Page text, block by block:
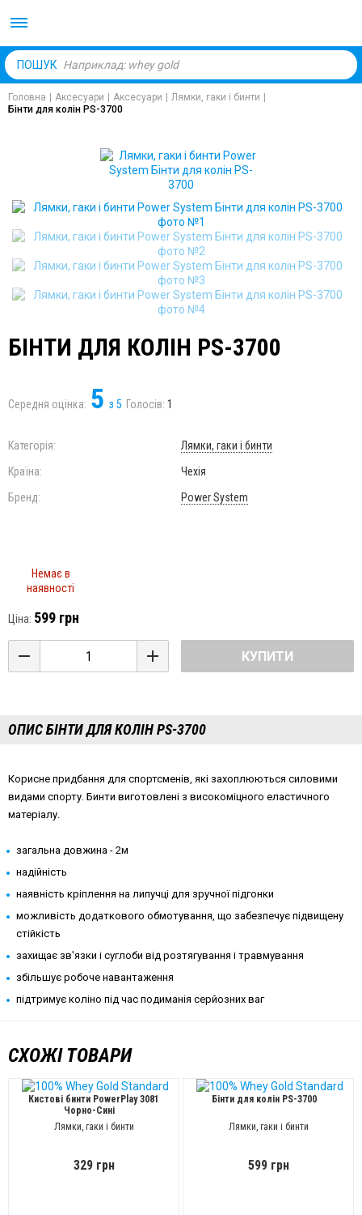
ПОШУК
Головна Аксесуари Аксесуари Лямки, гаки і бинти
Бінти для колін PS-3700
БІНТИ ДЛЯ КОЛІН PS-3700
Середня оцінка: 5 з 5 Голосів: 1
Категорія:
Лямки, гаки і бинти
Країна:
Чехія
Бренд:
Power System
Немає в
наявності
Ціна: 599 грн
КУПИТИ
ОПИС БІНТИ ДЛЯ КОЛІН PS-3700
Корисне придбання для спортсменів, які захоплюються силовими
видами спорту. Бинти виготовлені з високоміцного еластичного
матеріалу.
загальна довжина - 2м
надійність
наявність кріплення на липучці для зручної підгонки
можливість додаткового обмотування, що забезпечує підвищену
стійкість
захищає зв'язки і суглоби від розтягування і травмування
збільшує робоче навантаження
підтримує коліно під час подиманія серйозних ваг
СХОЖІ ТОВАРИ
Кистові бинти PowerPlay 3081
Чорно-Сині
Лямки, гаки і бинти
329 грн
Бінти для колін PS-3700
Лямки, гаки і бинти
599 грн